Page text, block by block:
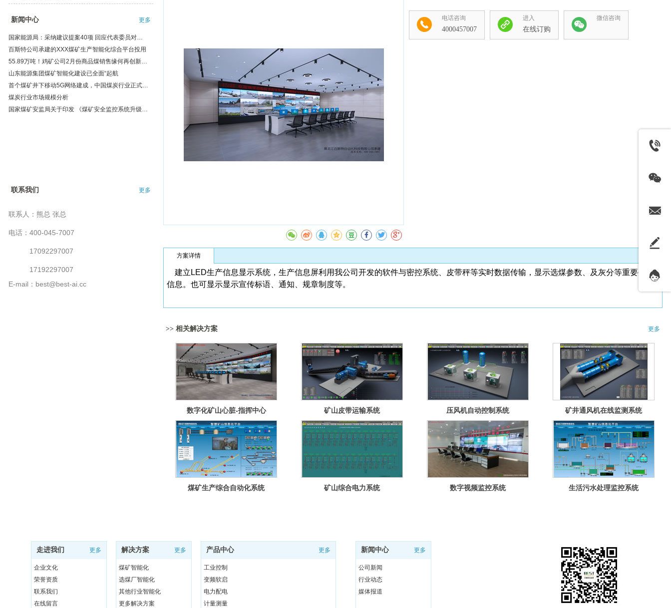
新闻中心 更多
国家能源局：采纳建议提案40项 回应代表委员对能源发展关切
百斯特公司承建的XXX煤矿生产智能化综合平台投用
55.89万吨！鸡矿公司2月份商品煤销售缘何再创新高？
山东能源集团煤矿智能化建设已全面“起航
首个煤矿井下移动5G网络建成，中国煤炭行业正式踏进5G时代！
煤炭行业市场规模分析
国家煤矿安监局关于印发 《煤矿安全监控系统升级改造技术方案》的通知
联系我们 更多
联系人：熊总 张总
电话：400-045-7007
17092297007
17192297007
E-mail：best@best-ai.cc
电话咨询
4000457007
进入
在线订购
微信咨询
方案详情
建立LED生产信息显示系统，生产信息屏利用我公司开发的软件与密控系统、皮带秤等实时数据传输，显示选煤参数、及灰分等重要生产
信息。也可显示显示宣传标语、通知、规章制度等。
>> 相关解决方案 更多
数字化矿山心脏-指挥中心 矿山皮带运输系统 压风机自动控制系统 矿井通风机在线监测系统
煤矿生产综合自动化系统 矿山综合电力系统 数字视频监控系统 生活污水处理监控系统
走进我们 更多
企业文化
荣誉资质
联系我们
在线留言
产品中心 更多
工业控制
变频软启
电力配电
计量测量
解决方案 更多
煤矿智能化
选煤厂智能化
其他行业智能化
更多解决方案
新闻中心 更多
公司新闻
行业动态
媒体报道